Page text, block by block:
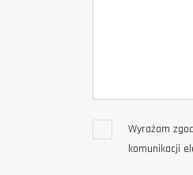
Wyrażam
komunikacji